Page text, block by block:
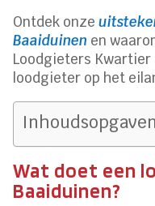
Ontdek onze
Baaiduinen en
Loodgieters
loodgieter op het
Inhoudsopgaven
Wat doet een
Baaiduinen?